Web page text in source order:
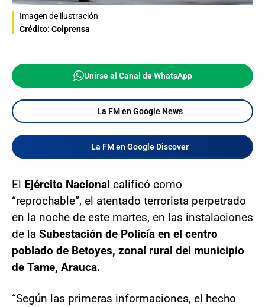
Imagen de ilustración
Crédito: Colprensa
Unirse al Canal de WhatsApp
La FM en Google News
La FM en Google Discover
El Ejército Nacional calificó como
“reprochable”, el atentado terrorista perpetrado
en la noche de este martes, en las instalaciones
de la Subestación de Policía en el centro
poblado de Betoyes, zonal rural del municipio
de Tame, Arauca.
“Según las primeras informaciones, el hecho